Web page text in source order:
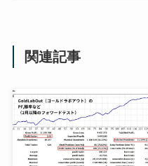
関連記事